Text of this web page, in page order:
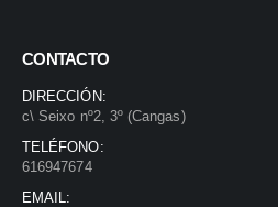
CONTACTO
DIRECCIÓN:
c\ Seixo nº2, 3º (Cangas)
TELÉFONO:
616947674
EMAIL: